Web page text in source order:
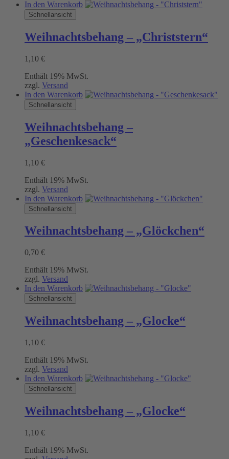
In den Warenkorb
Schnellansicht
Weihnachtsbehang – „Christstern“
1,10 €
Enthält 19% MwSt.
zzgl. Versand
In den Warenkorb
Schnellansicht
Weihnachtsbehang –
„Geschenkesack“
1,10 €
Enthält 19% MwSt.
zzgl. Versand
In den Warenkorb
Schnellansicht
Weihnachtsbehang – „Glöckchen“
0,70 €
Enthält 19% MwSt.
zzgl. Versand
In den Warenkorb
Schnellansicht
Weihnachtsbehang – „Glocke“
1,10 €
Enthält 19% MwSt.
zzgl. Versand
In den Warenkorb
Schnellansicht
Weihnachtsbehang – „Glocke“
1,10 €
Enthält 19% MwSt.